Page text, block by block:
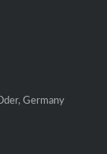
Germany